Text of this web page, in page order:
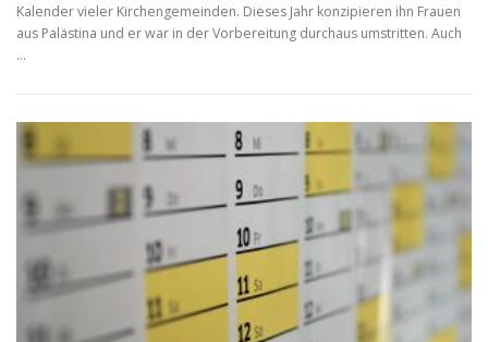
Kalender vieler Kirchengemeinden. Dieses Jahr konzipieren ihn Frauen
aus Palästina und er war in der Vorbereitung durchaus umstritten. Auch
…